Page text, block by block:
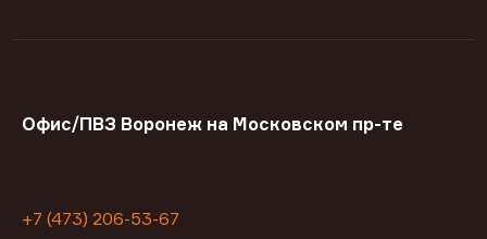
Офис/ПВЗ Воронеж на Московском пр-те
+7 (473) 206-53-67